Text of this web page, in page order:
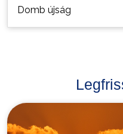
Domb újság